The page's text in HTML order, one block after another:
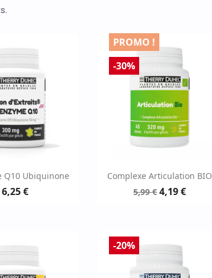
rapide
Q10 Ubiquinone
6,25 €
Aperçu rapide
Complexe Articulation BIO
5,99 € 4,19 €
PROMO !
-30%
-20%